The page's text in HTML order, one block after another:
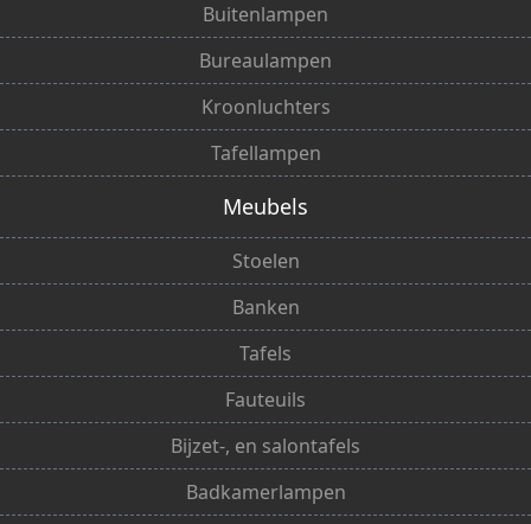
Buitenlampen
Bureaulampen
Kroonluchters
Tafellampen
Meubels
Stoelen
Banken
Tafels
Fauteuils
Bijzet-, en salontafels
Badkamerlampen